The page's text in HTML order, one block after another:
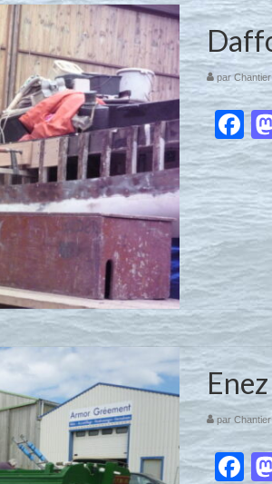
par
par